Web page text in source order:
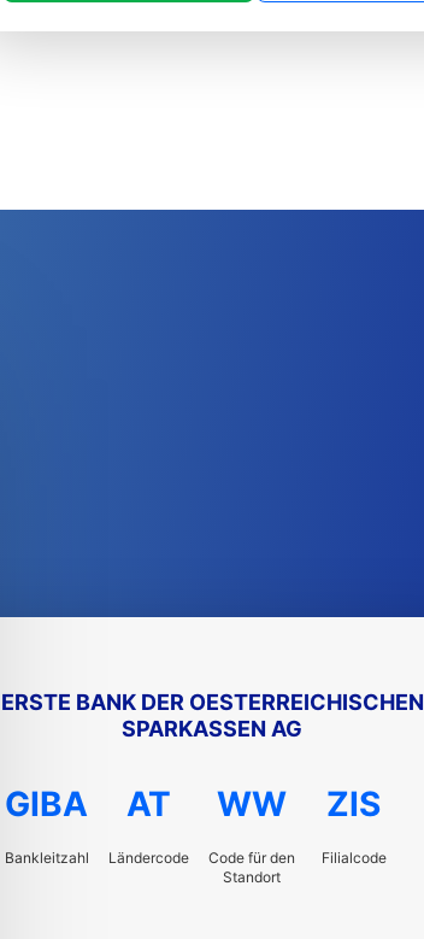
ERSTE BANK DER OESTERREICHISCHEN
SPARKASSEN AG
GIBA
Bankleitzahl
AT
Ländercode
WW
Code für den
Standort
ZIS
Filialcode